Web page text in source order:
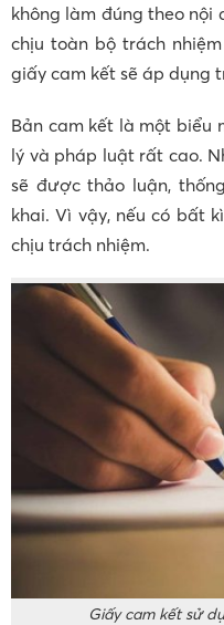
không làm đúng theo nội
chịu toàn bộ trách
giấy cam kết sẽ áp dụng
Bản cam kết là một biểu
lý và pháp luật rất cao.
sẽ được thảo luận,
khai. Vì vậy, nếu có bất
chịu trách nhiệm.
Giấy cam kết sử